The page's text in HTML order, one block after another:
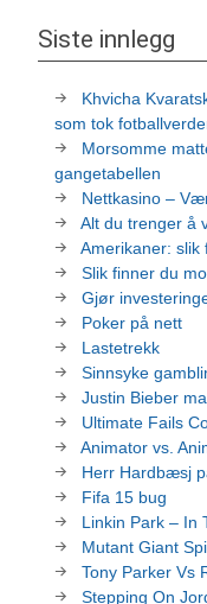
Siste innlegg
Khvicha
som tok
Morsomme
gangetabellen
Nettkasino –
Alt du trenger å
Amerikaner: slik
Slik finner du
Gjør
Poker på nett
Lastetrekk
Sinnsyke
Justin Bieber
Ultimate Fails
Animator vs.
Herr Hardbæsj
Fifa 15 bug
Linkin Park – In
Mutant Giant
Tony Parker Vs
Stepping On